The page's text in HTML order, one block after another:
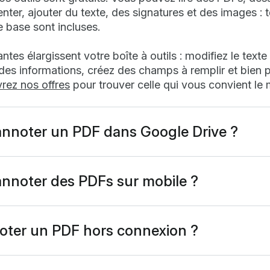
ajouter du texte, des signatures et des images :
base sont incluses.
élargissent votre boîte à outils : modifiez le texte
informations, créez des champs à remplir et bien
nos offres pour trouver celle qui vous convient le
un PDF dans Google Drive ?
et vous disposerez de toute la barre d’outils
des PDFs sur mobile ?
ou ajouter des commentaires avec votre doigt
zoomer avec précision, toutes les modifications
vos appareils.
un PDF hors connexion ?